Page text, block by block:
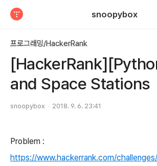
snoopybox
프로그래밍/HackerRank
and Space Stations
snoopybox 2018. 9. 6. 23:41
Problem :
https://www.hackerrank.com/